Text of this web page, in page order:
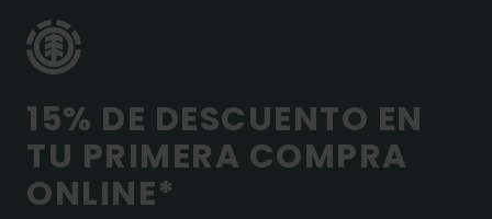
15% DE DESCUENTO EN
TU PRIMERA COMPRA
ONLINE*